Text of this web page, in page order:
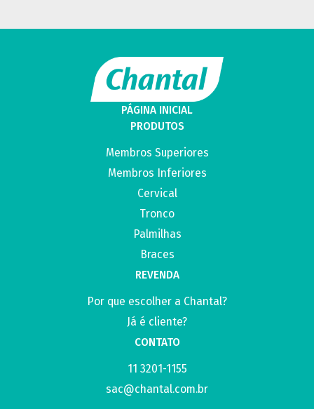
PÁGINA INICIAL
PRODUTOS
Membros Superiores
Membros Inferiores
Cervical
Tronco
Palmilhas
Braces
REVENDA
Por que escolher a Chantal?
Já é cliente?
CONTATO
11 3201-1155
sac@chantal.com.br